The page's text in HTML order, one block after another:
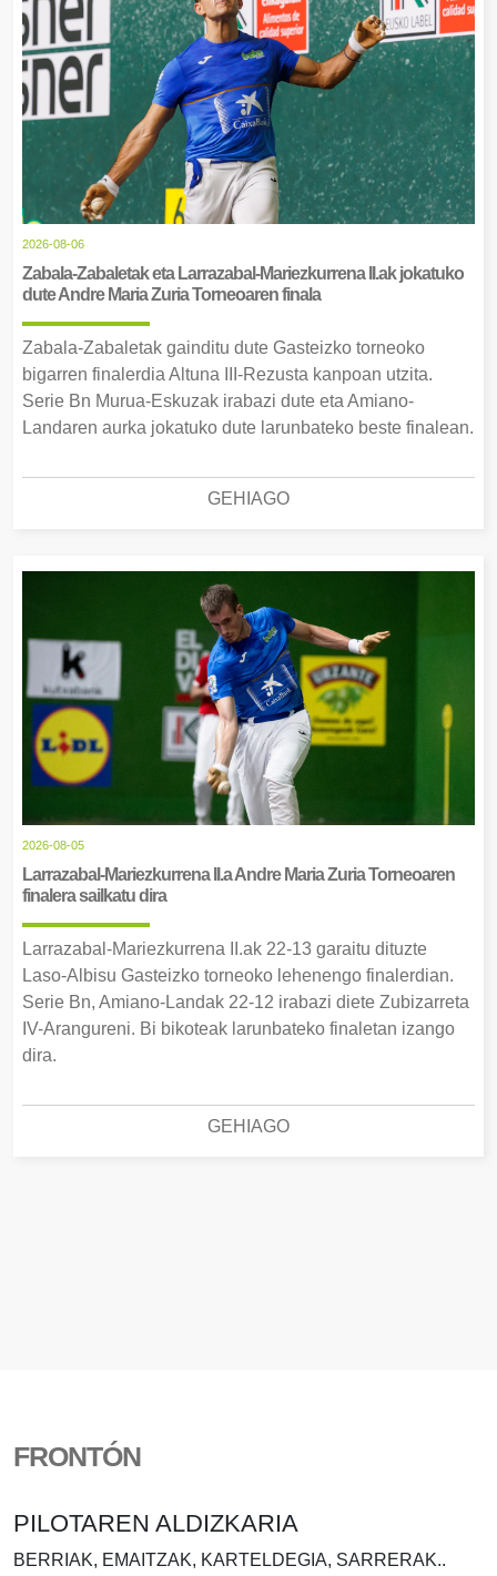
2026-08-06
Zabala-Zabaletak eta Larrazabal-Mariezkurrena II.ak jokatuko
dute Andre Maria Zuria Torneoaren finala
Zabala-Zabaletak gainditu dute Gasteizko torneoko
bigarren finalerdia Altuna III-Rezusta kanpoan utzita.
Serie Bn Murua-Eskuzak irabazi dute eta Amiano-
Landaren aurka jokatuko dute larunbateko beste finalean.
GEHIAGO
2026-08-05
Larrazabal-Mariezkurrena II.a Andre Maria Zuria Torneoaren
finalera sailkatu dira
Larrazabal-Mariezkurrena II.ak 22-13 garaitu dituzte
Laso-Albisu Gasteizko torneoko lehenengo finalerdian.
Serie Bn, Amiano-Landak 22-12 irabazi diete Zubizarreta
IV-Arangureni. Bi bikoteak larunbateko finaletan izango
dira.
GEHIAGO
FRONTÓN
PILOTAREN ALDIZKARIA
BERRIAK, EMAITZAK, KARTELDEGIA, SARRERAK..